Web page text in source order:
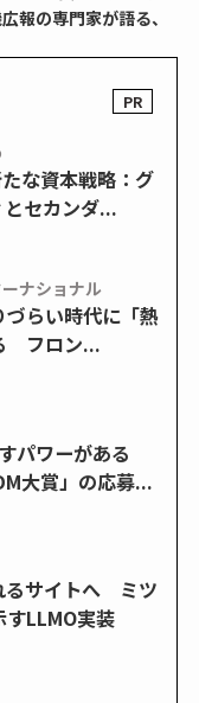
報の専門家が語る、
な資本戦略：グ
セカンダ...
ナショナル
らい時代に「熱
フロン...
パワーがある
大賞」の応募...
るサイトへ ミツ
LLMO実装